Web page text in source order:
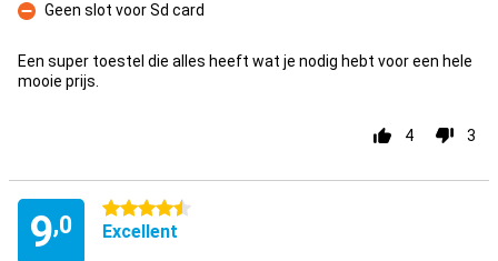
Contre
Geen slot voor Sd card
Een super toestel die alles heeft wat je nodig hebt voor een hele
mooie prijs.
4 3
9,0
4.5 étoiles
Excellent